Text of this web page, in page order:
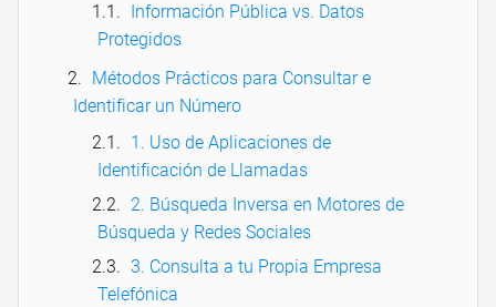
Información Pública vs. Datos
Protegidos
Métodos Prácticos para Consultar e
Identificar un Número
1. Uso de Aplicaciones de
Identificación de Llamadas
2. Búsqueda Inversa en Motores de
Búsqueda y Redes Sociales
3. Consulta a tu Propia Empresa
Telefónica